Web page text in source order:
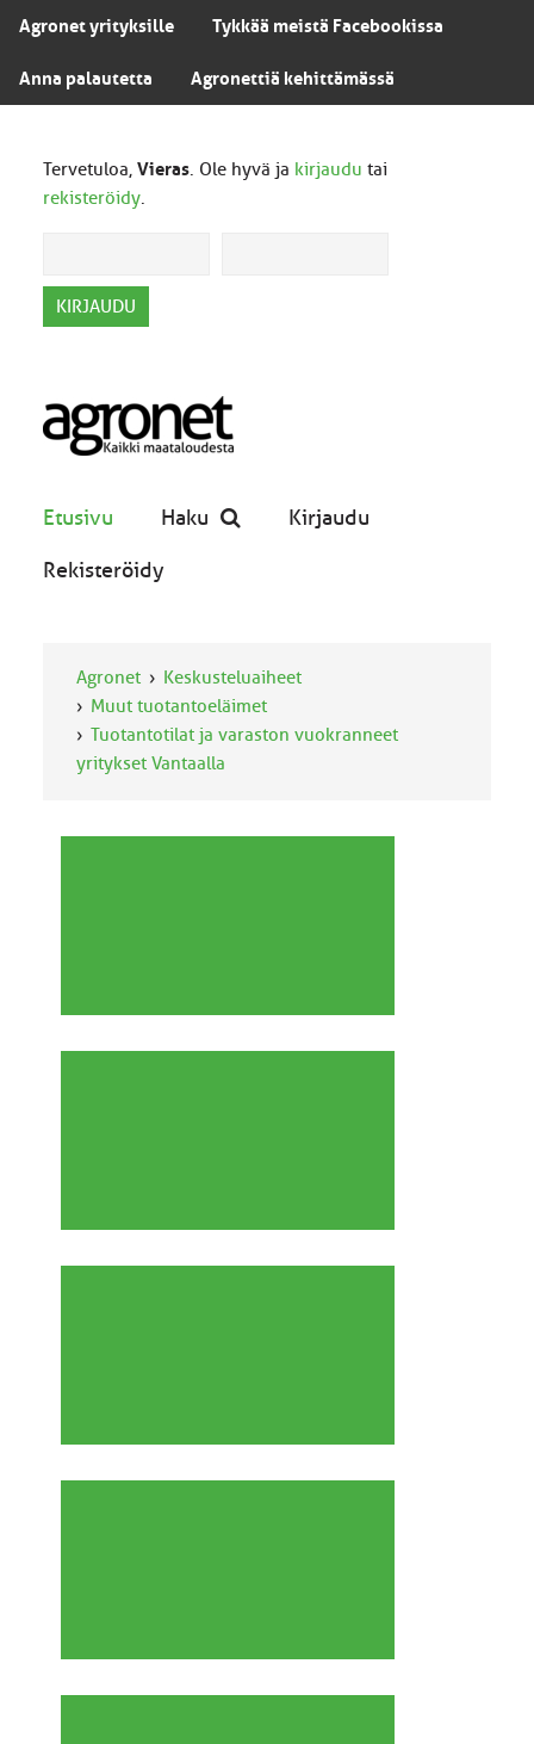
Agronet yrityksille Tykkää meistä Facebookissa
Anna palautetta Agronettiä kehittämässä
Tervetuloa, Vieras. Ole hyvä ja kirjaudu tai
rekisteröidy.
Etusivu Haku Kirjaudu
Rekisteröidy
Agronet
Keskusteluaiheet
Muut tuotantoeläimet
Tuotantotilat ja varaston vuokranneet
yritykset Vantaalla